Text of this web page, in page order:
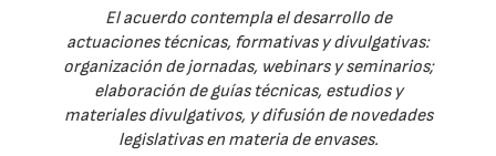
El acuerdo contempla el desarrollo de
actuaciones técnicas, formativas y divulgativas:
organización de jornadas, webinars y seminarios;
elaboración de guías técnicas, estudios y
materiales divulgativos, y difusión de novedades
legislativas en materia de envases.